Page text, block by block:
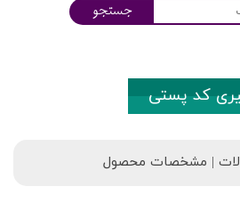
جستجو
کد پستی
| مشخصات محصول